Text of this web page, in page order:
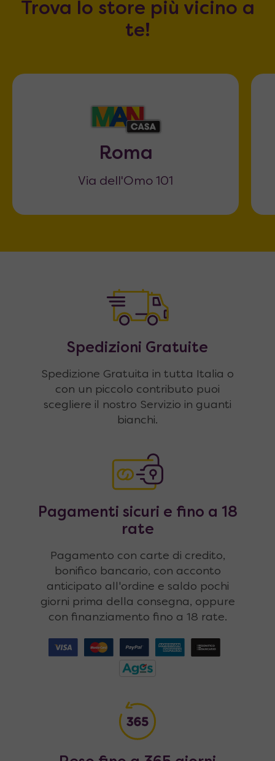
Trova lo store più vicino a
te!
Roma
Via dell'Omo 101
Spedizioni Gratuite
Spedizione Gratuita in tutta Italia o
con un piccolo contributo puoi
scegliere il nostro Servizio in guanti
bianchi.
Pagamenti sicuri e fino a 18
rate
Pagamento con carte di credito,
bonifico bancario, con acconto
anticipato all'ordine e saldo pochi
giorni prima della consegna, oppure
con finanziamento fino a 18 rate.